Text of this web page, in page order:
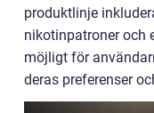
produktlinje
nikotinpatroner och
möjligt för
deras preferenser